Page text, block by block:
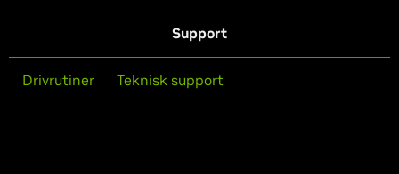
Support
Drivrutiner Teknisk support